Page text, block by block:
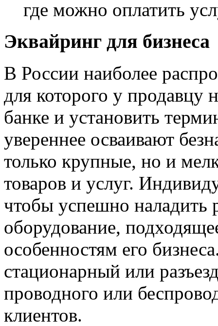
где можно оплатить
Эквайринг для бизнеса
В России наиболее
для которого у продавцу
банке и установить
увереннее осваивают
только крупные, но и
товаров и услуг.
чтобы успешно наладить
оборудование,
особенностям его
стационарный или
проводного или
клиентов.